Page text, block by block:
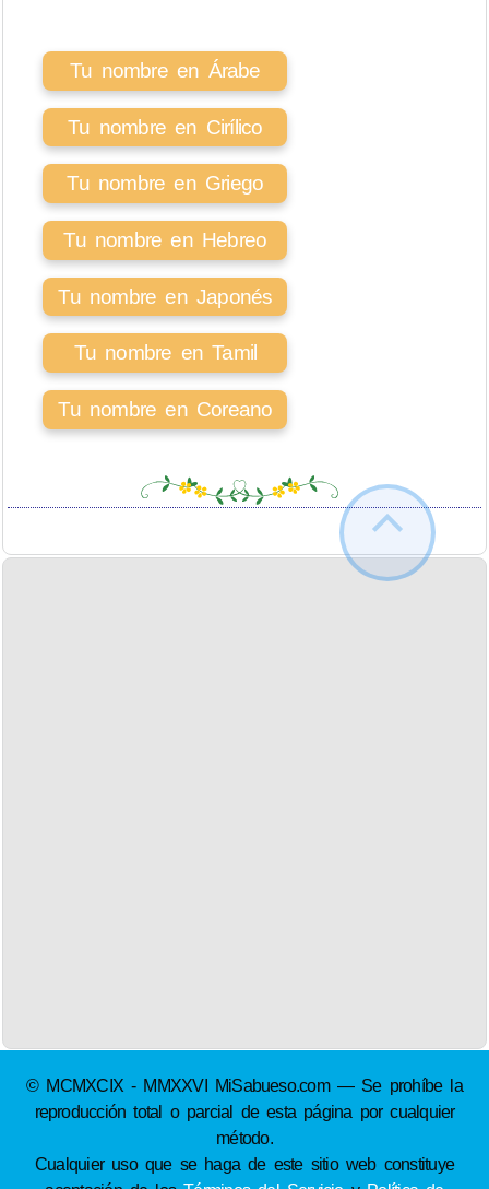
Tu nombre en Árabe
Tu nombre en Cirílico
Tu nombre en Griego
Tu nombre en Hebreo
Tu nombre en Japonés
Tu nombre en Tamil
Tu nombre en Coreano
© MCMXCIX - MMXXVI MiSabueso.com — Se prohíbe la
reproducción total o parcial de esta página por cualquier
método.
Cualquier uso que se haga de este sitio web constituye